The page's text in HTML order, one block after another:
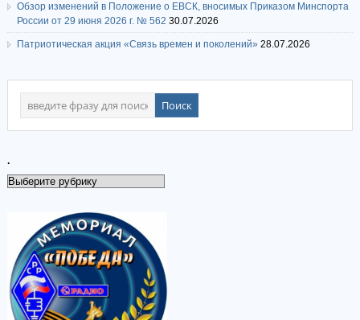
Обзор изменений в Положение о ЕВСК, вносимых Приказом Минспорта
России от 29 июня 2026 г. № 562 30.07.2026
Патриотическая акция «Связь времен и поколений» 28.07.2026
.